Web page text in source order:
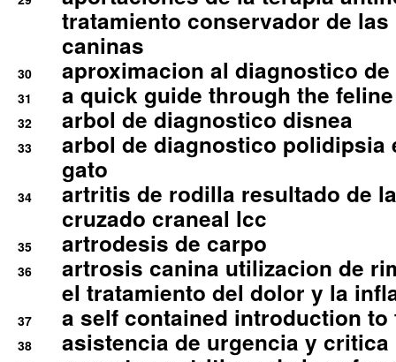
tratamiento conservador de
caninas
30 aproximacion al diagnostico
31 a quick guide through the
32 arbol de diagnostico disnea
33
arbol de diagnostico polidipsia
gato
34
artritis de rodilla resultado de
cruzado craneal lcc
35 artrodesis de carpo
36
artrosis canina utilizacion de
el tratamiento del dolor y la
37 a self contained introduction
38 asistencia de urgencia y